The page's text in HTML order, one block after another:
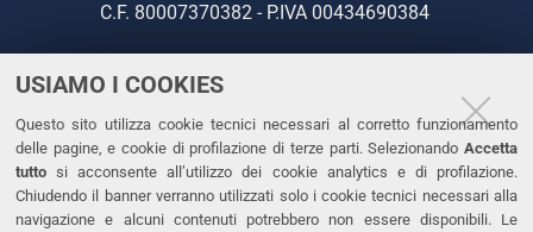
USIAMO I COOKIES
Questo sito utilizza cookie tecnici necessari al corretto funzionamento
delle pagine, e cookie di profilazione di terze parti. Selezionando Accetta
tutto si acconsente all’utilizzo dei cookie analytics e di profilazione.
Chiudendo il banner verranno utilizzati solo i cookie tecnici necessari alla
navigazione e alcuni contenuti potrebbero non essere disponibili. Le
C.F. 80007370382 - P.IVA 00434690384
CONTATTI
Tel. +39 0532 293111
Fax. +39 0532 293031
PEC